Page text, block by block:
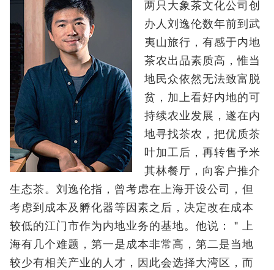
两只大象茶文化公司创
办人刘逸伦数年前到武
夷山旅行，有感于内地
茶农出品素质高，惟当
地民众依然无法致富脱
贫，加上看好内地的可
持续农业发展，遂在内
地寻找茶农，把优质茶
叶加工后，再转售予米
其林餐厅，向客户推介
生态茶。刘逸伦指，曾考虑在上海开设公司，但
考虑到成本及孵化器等因素之后，决定改在成本
较低的江门市作为内地业务的基地。他说：＂上
海有几个难题，第一是成本非常高，第二是当地
较少有相关产业的人才，因此会选择大湾区，而